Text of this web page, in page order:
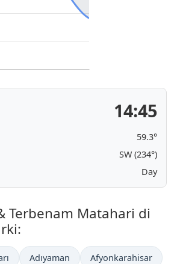
14:45
59.3°
SW (234°)
Day
Terbenam Matahari di
Adıyaman Afyonkarahisar